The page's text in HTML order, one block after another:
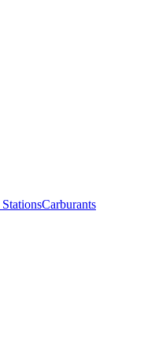
StationsCarburants